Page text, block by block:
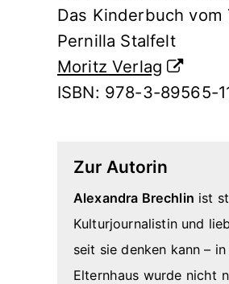
Das Kinderbuch vom
Pernilla Stalfelt
Moritz Verlag
ISBN: 978-3-89565-
Zur Autorin
Alexandra Brechlin ist
Kulturjournalistin und
seit sie denken kann –
Elternhaus wurde nicht